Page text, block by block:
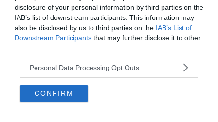
disclosure of your personal information by third parties on the
IAB’s list of downstream participants. This information may
also be disclosed by us to third parties on the IAB’s List of
Downstream Participants that may further disclose it to other
Personal Data Processing Opt Outs
CONFIRM